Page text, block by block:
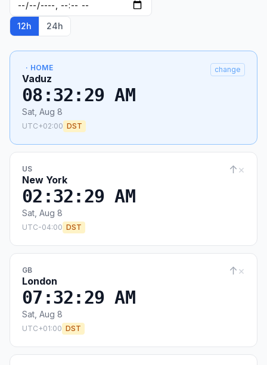
12h 24h
· HOME
Vaduz
change
08:32:29 AM
Sat, Aug 8
UTC+02:00 DST
US
New York
↑×
02:32:29 AM
Sat, Aug 8
UTC-04:00 DST
GB
London
↑×
07:32:29 AM
Sat, Aug 8
UTC+01:00 DST